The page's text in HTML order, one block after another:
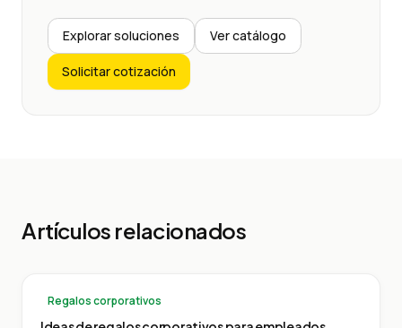
Explorar soluciones Ver catálogo
Solicitar cotización
Artículos relacionados
Regalos corporativos